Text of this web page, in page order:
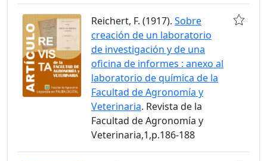
Reichert, F. (1917). Sobre
creación de un laboratorio
de investigación y de una
oficina de informes : anexo al
laboratorio de química de la
Facultad de Agronomía y
Veterinaria. Revista de la
Facultad de Agronomía y
Veterinaria,1,p.186-188